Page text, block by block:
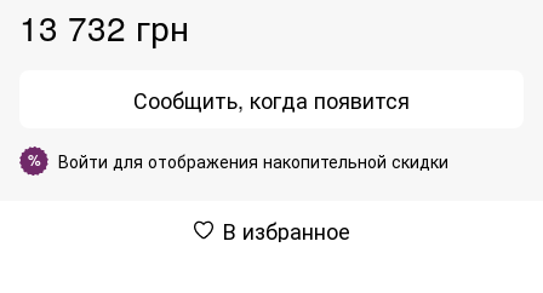
13 732 грн
Сообщить, когда появится
% Войти для отображения накопительной скидки
В избранное